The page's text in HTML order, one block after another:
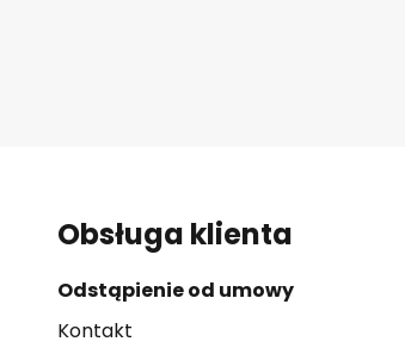
Obsługa klienta
Odstąpienie od umowy
Kontakt